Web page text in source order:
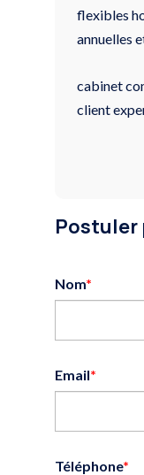
flexibles
annuelles
cabinet
client
Postuler
Nom*
Email*
Téléphone*